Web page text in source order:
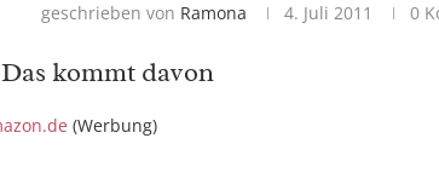
geschrieben von Ramona 4. Juli 2011 0
kommt davon
(Werbung)